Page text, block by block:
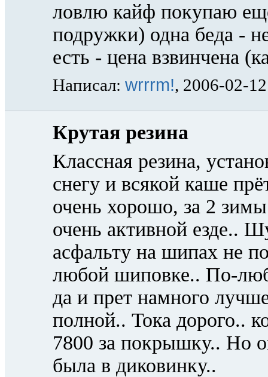
ловлю кайф покупаю
подружки) одна беда -
есть - цена взвинчена
Написал: wrrrm!, 2006-02-12
Крутая резина
Классная резина,
снегу и всякой каше
очень хорошо, за 2
очень активной езде..
асфальту на шипах не
любой шиповке.. По-
да и прет намного
полной.. Тока дорого..
7800 за покрышку.. Но
была в диковинку..